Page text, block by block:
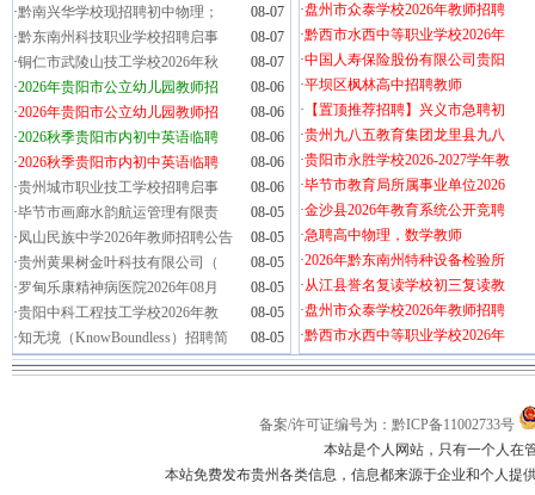
·黔南兴华学校现招聘初中物理；
08-07
·黔东南州科技职业学校招聘启事
08-07
·铜仁市武陵山技工学校2026年秋
08-07
·2026年贵阳市公立幼儿园教师招
08-06
·2026年贵阳市公立幼儿园教师招
08-06
·2026秋季贵阳市内初中英语临聘
08-06
·2026秋季贵阳市内初中英语临聘
08-06
·贵州城市职业技工学校招聘启事
08-06
·毕节市画廊水韵航运管理有限责
08-05
·凤山民族中学2026年教师招聘公告
08-05
·贵州黄果树金叶科技有限公司（
08-05
·罗甸乐康精神病医院2026年08月
08-05
·贵阳中科工程技工学校2026年教
08-05
·知无境（KnowBoundless）招聘简 08-05
·盘州市众泰学校2026年教师招聘
·黔西市水西中等职业学校2026年
·中国人寿保险股份有限公司贵阳
·平坝区枫林高中招聘教师
· 【置顶推荐招聘】兴义市急聘初
·贵州九八五教育集团龙里县九八
·贵阳市永胜学校2026-2027学年教
·毕节市教育局所属事业单位2026
·金沙县2026年教育系统公开竞聘
·急聘高中物理，数学教师
·2026年黔东南州特种设备检验所
·从江县誉名复读学校初三复读教
·盘州市众泰学校2026年教师招聘
·黔西市水西中等职业学校2026年
备案/许可证编号为：黔ICP备11002733号
本站是个人网站，只有一个人在
本站免费发布贵州各类信息，信息都来源于企业和个人提